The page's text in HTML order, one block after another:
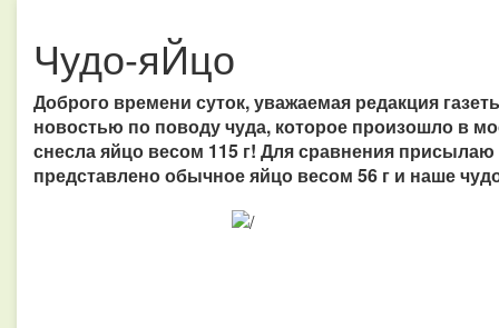
Чудо-яЙцо
Доброго времени суток, уважаемая редакция
новостью по поводу чуда, которое произошло в
снесла яйцо весом 115 г! Для сравнения
представлено обычное яйцо весом 56 г и наше